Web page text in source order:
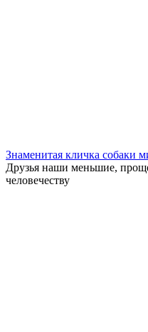
Знаменитая кличка собаки
Друзья наши меньшие,
человечеству